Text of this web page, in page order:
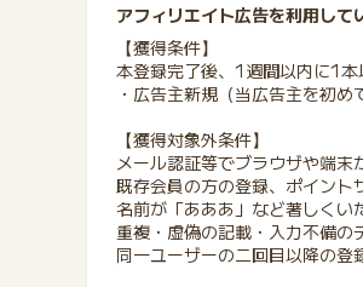
アフィリエイト広告を利用して
【獲得条件】
本登録完了後、1週間以内に1本
・広告主新規（当広告主を初め
【獲得対象外条件】
メール認証等でブラウザや端末
既存会員の方の登録、ポイント
名前が「あああ」など著しくい
重複・虚偽の記載・入力不備の
同一ユーザーの二回目以降の登